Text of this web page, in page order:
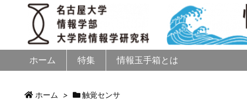
ホーム 特集 情報玉手箱とは
ホーム > 触覚センサ